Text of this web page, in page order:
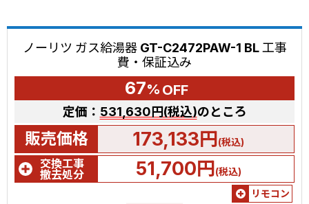
ノーリツ ガス給湯器 GT-C2472PAW-1 BL 工事
費・保証込み
67% OFF
定価： 531,630円(税込)のところ
販売価格 173,133円(税込)
交換工事
撤去処分
51,700円(税込)
リモコン